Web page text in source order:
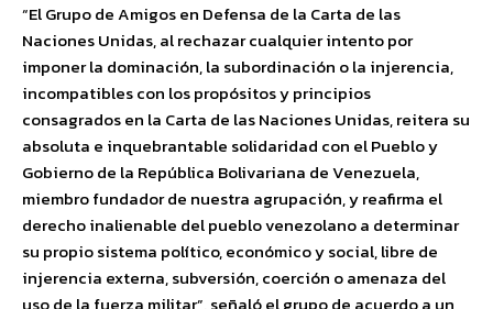
“El Grupo de Amigos en Defensa de la Carta de las
Naciones Unidas, al rechazar cualquier intento por
imponer la dominación, la subordinación o la injerencia,
incompatibles con los propósitos y principios
consagrados en la Carta de las Naciones Unidas, reitera su
absoluta e inquebrantable solidaridad con el Pueblo y
Gobierno de la República Bolivariana de Venezuela,
miembro fundador de nuestra agrupación, y reafirma el
derecho inalienable del pueblo venezolano a determinar
su propio sistema político, económico y social, libre de
injerencia externa, subversión, coerción o amenaza del